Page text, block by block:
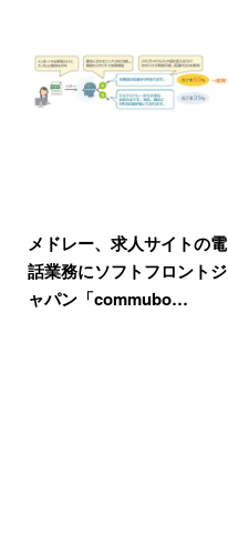
メドレー、求人サイトの電
話業務にソフトフロントジ
ャパン「commubo…